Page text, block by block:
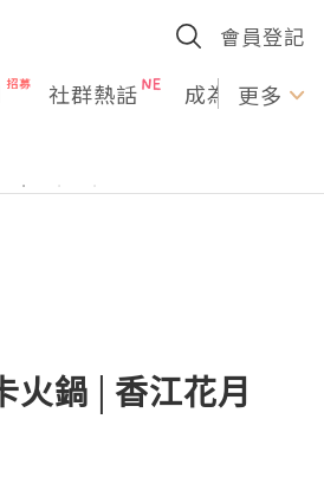
會員登記
社群熱話 成為U更多
火鍋│香江花月